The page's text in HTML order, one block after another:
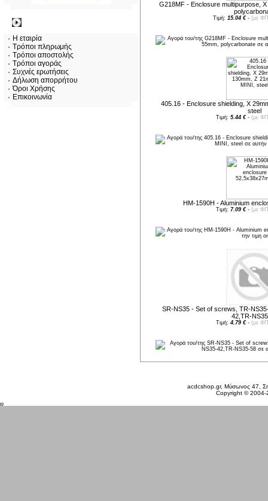
Η εταιρία
Τρόποι πληρωμής
Τρόποι αποστολής
Τρόποι αγοράς
Συχνές ερωτήσεις
Δήλωση απορρήτου
Όροι Χρήσης
Επικοινωνία
G218MF - Enclosure multipurpose,
Τιμή: 15.04 €- (με
405.16 - Enclosure shielding, X
steel
Τιμή: 5.44 €- (με
HM-1590H - Aluminium
Τιμή: 7.09 €- (με
SR-NS35 - Set of screws, TR-
42,TR-
Τιμή: 4.79 €- (με
acdcshop.gr, Μύσωνος 47,
Copyright ©